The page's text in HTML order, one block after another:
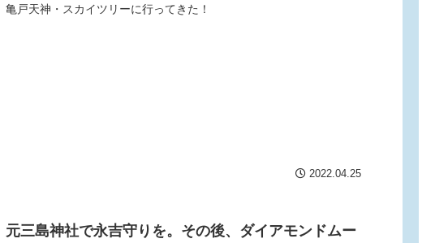
亀戸天神・スカイツリーに行ってきた！
2022.04.25
元三島神社で永吉守りを。その後、ダイアモンドムー